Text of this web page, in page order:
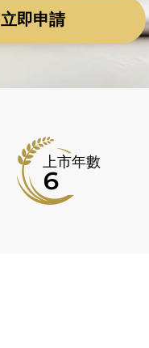
立即申請
上市年數
6